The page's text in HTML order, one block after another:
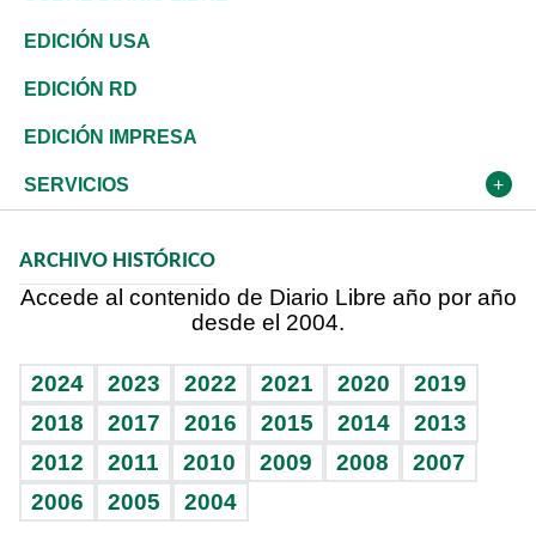
Reportajes
África
Ocenanía
Caribe
Resto del mundo
Vivienda
Telecom.
Global y variable
Economía personal
Buena Vida
Sociales
Novedades
Podcast Arte Libre
Vida y familia
Eñe
Celebrando la vida
Sin complejos
Ciclismo
Tenis
Olimpismo
Más deportes
BRV
TBT Deportivo
De buena tinta
En Directo
Frente al Statu Quo
El Espía
Más firmas
Tecnología
Historia
Despertando al gigante
Cambio climático
Economía
Revista
Deportes
Opinión
Hecho en casa
Guía del dinero
EDICIÓN USA
EDICIÓN RD
EDICIÓN IMPRESA
SERVICIOS
Cumpleaños
Horóscopos
Juegos
ARCHIVO HISTÓRICO
Accede al contenido de Diario Libre año por año
desde el 2004.
2024 2023 2022 2021 2020
2019
2018
2017 2016 2015 2014
2013
2012
2011 2010 2009 2008
2007
2006
2005 2004